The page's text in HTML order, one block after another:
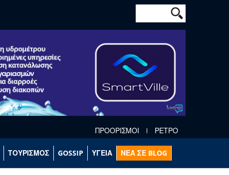
Φόρμα
Αναζήτηση
ΠΡΟΟΡΙΣΜΟΙ ΡΕΤΡΟ
ΤΟΥΡΙΣΜΟΣ GOSSIP ΥΓΕΙΑ ΝΕΑ ΣΕ BLOG